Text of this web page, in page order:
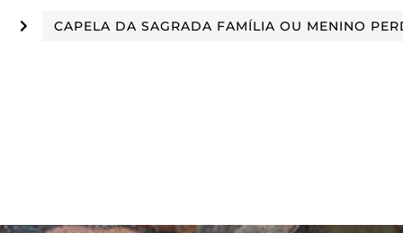
CAPELA DA SAGRADA FAMÍLIA OU MENINO